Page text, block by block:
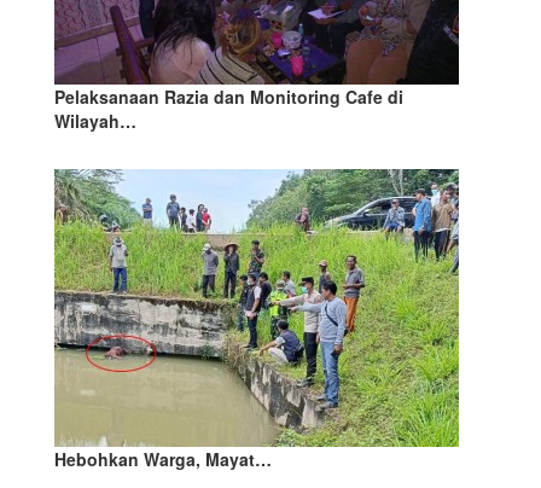
Pelaksanaan Razia dan Monitoring Cafe di
Wilayah…
Hebohkan Warga, Mayat…